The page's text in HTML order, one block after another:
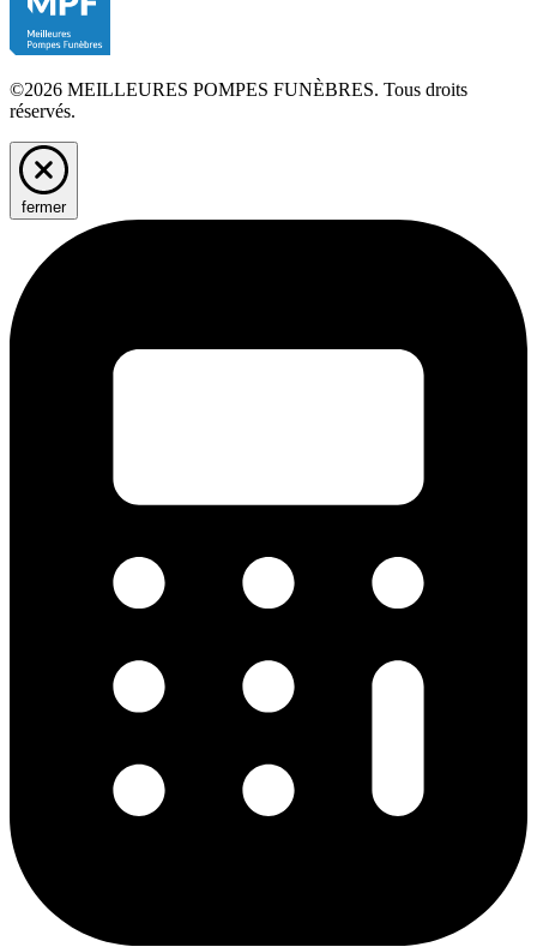
©2026 MEILLEURES POMPES FUNÈBRES. Tous droits
réservés.
fermer